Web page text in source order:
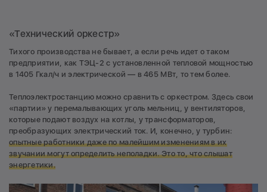
«Технический оркестр»
Тихого производства не бывает, а если речь идет о таком
предприятии, как ТЭЦ-2 с установленной тепловой мощностью
в 1405 Гкал/ч и электрической — в 465 МВт, то тем более.
Теплоэлектростанцию можно сравнить с оркестром. Здесь свои
«партии» у перемалывающих уголь мельниц, у вентиляторов,
которые подают воздух на котлы, у трансформаторов,
преобразующих электрический ток. И, конечно, у турбин:
опытные работники даже по малейшим изменениям в их
звучании могут определить неполадки. Это то, что слышат
энергетики.